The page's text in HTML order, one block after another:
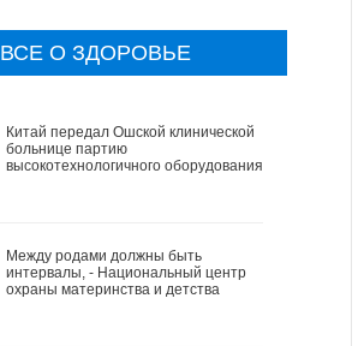
ВСЕ О ЗДОРОВЬЕ
Китай передал Ошской клинической
больнице партию
высокотехнологичного оборудования
Между родами должны быть
интервалы, - Национальный центр
охраны материнства и детства